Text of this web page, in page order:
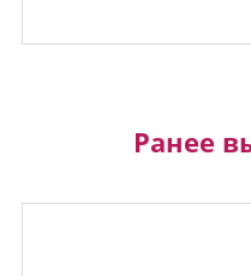
Ранее